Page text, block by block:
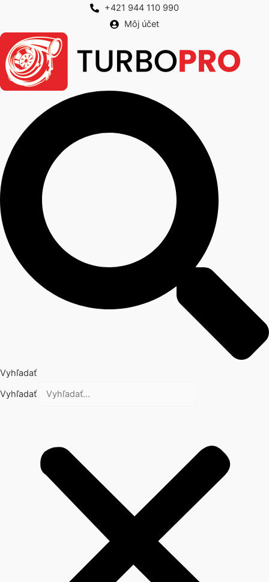
obsah
+421 944 110 990
Môj účet
Vyhľadať
Vyhľadať